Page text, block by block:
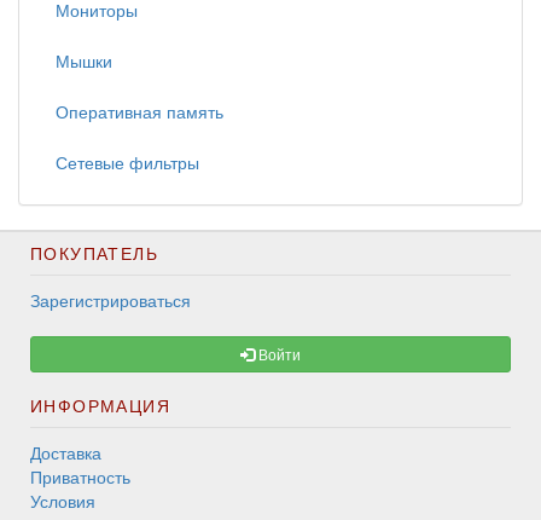
Мониторы
Мышки
Оперативная память
Сетевые фильтры
ПОКУПАТЕЛЬ
Зарегистрироваться
Войти
ИНФОРМАЦИЯ
Доставка
Приватность
Условия